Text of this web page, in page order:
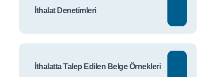
İthalat Denetimleri
İthalatta Talep Edilen Belge Örnekleri